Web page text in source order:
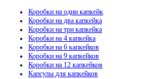
Коробки на один капкейк
Коробки на два капкейка
Коробки на три капкейка
Коробки на 4 капкейка
Коробки на 6 капкейков
Коробки на 9 капкейков
Коробки на 12 капкейков
Капсулы для капкейков